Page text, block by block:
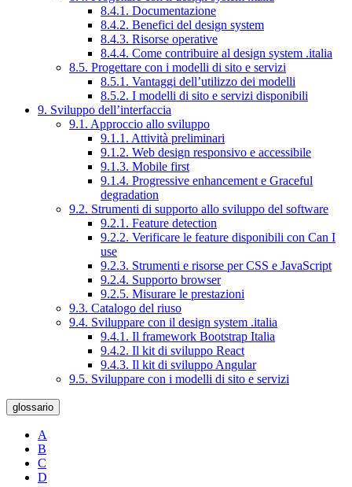
8.4.1. Documentazione
8.4.2. Benefici del design system
8.4.3. Risorse operative
8.4.4. Come contribuire al design system .italia
8.5. Progettare con i modelli di sito e servizi
8.5.1. Vantaggi dell’utilizzo dei modelli
8.5.2. I modelli di sito e servizi disponibili
9. Sviluppo dell’interfaccia
9.1. Approccio allo sviluppo
9.1.1. Attività preliminari
9.1.2. Web design responsivo e accessibile
9.1.3. Mobile first
9.1.4. Progressive enhancement e Graceful
degradation
9.2. Strumenti di supporto allo sviluppo del software
9.2.1. Feature detection
9.2.2. Verificare le feature disponibili con Can I
use
9.2.3. Strumenti e risorse per CSS e JavaScript
9.2.4. Supporto browser
9.2.5. Misurare le prestazioni
9.3. Catalogo del riuso
9.4. Sviluppare con il design system .italia
9.4.1. Il framework Bootstrap Italia
9.4.2. Il kit di sviluppo React
9.4.3. Il kit di sviluppo Angular
9.5. Sviluppare con i modelli di sito e servizi
glossario
A
B
C
D